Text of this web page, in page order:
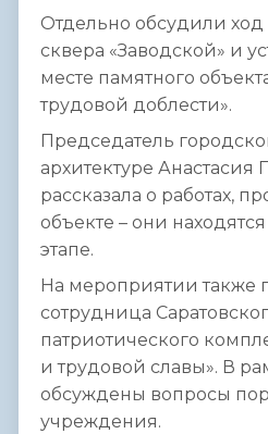
Отдельно обсудили ход
сквера «Заводской» и
месте памятного
трудовой доблести».
Председатель
архитектуре Анастасия
рассказала о работах,
объекте – они
этапе.
На мероприятии также
сотрудница
патриотического
и трудовой славы». В
обсуждены вопросы
учреждения.